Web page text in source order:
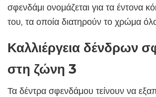
σφενδάμι ονομάζεται για τα έντονα
του, τα οποία διατηρούν το χρώμα
Καλλιέργεια δένδρων
στη ζώνη 3
Τα δέντρα σφενδάμου τείνουν να